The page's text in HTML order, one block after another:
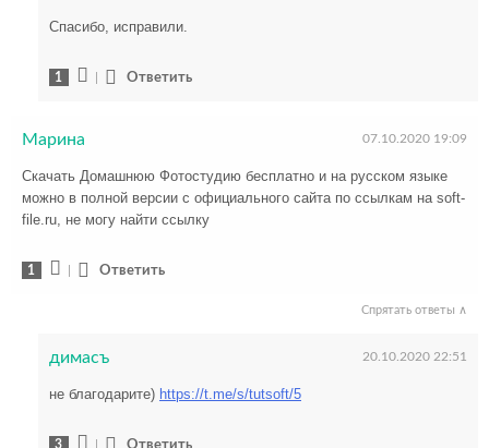
Спасибо, исправили.
1 Ответить
Марина 07.10.2020 19:09
Скачать Домашнюю Фотостудию бесплатно и на русском языке
можно в полной версии с официального сайта по ссылкам на soft-
file.ru, не могу найти ссылку
1 Ответить
Спрятать ответы ∧
димасъ 20.10.2020 22:51
не благодарите) https://t.me/s/tutsoft/5
3 Ответить